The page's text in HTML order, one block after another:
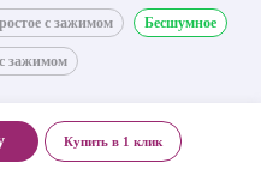
с зажимом Бесшумное
зажимом
Купить в 1 клик